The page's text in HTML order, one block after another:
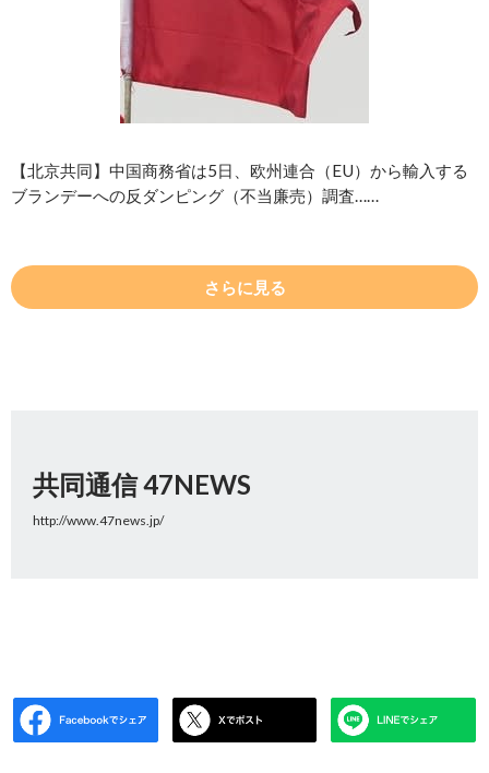
【北京共同】中国商務省は5日、欧州連合（EU）から輸入する
ブランデーへの反ダンピング（不当廉売）調査……
さらに見る
共同通信 47NEWS
http://www.47news.jp/